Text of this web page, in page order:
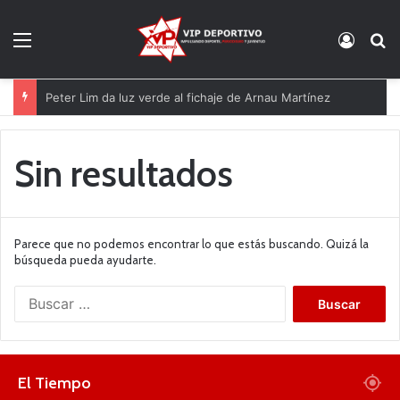
Peter Lim da luz verde al fichaje de Arnau Martínez
Sin resultados
Parece que no podemos encontrar lo que estás buscando. Quizá la
búsqueda pueda ayudarte.
El Tiempo